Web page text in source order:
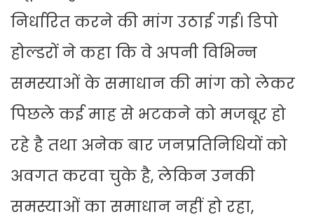
निर्धारित करने की मांग उठाई गई। डिपो
होल्डरों ने कहा कि वे अपनी विभिन्न
समस्याओं के समाधान की मांग को लेकर
पिछले कई माह से भटकने को मजबूर हो
रहे है तथा अनेक बार जनप्रतिनिधियों को
अवगत करवा चुके है, लेकिन उनकी
समस्याओं का समाधान नहीं हो रहा,